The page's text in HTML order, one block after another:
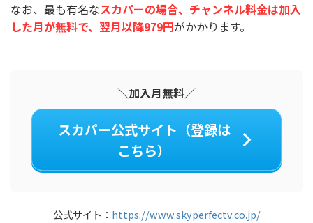
なお、最も有名なスカパーの場合、チャンネル料金は加入
した月が無料で、翌月以降979円がかかります。
＼加入月無料／
スカパー公式サイト（登録は
こちら）
公式サイト： https://www.skyperfectv.co.jp/